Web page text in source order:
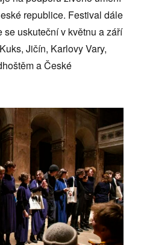
republice. Festival dále
se uskuteční v květnu a září
Jičín, Karlovy Vary,
a České